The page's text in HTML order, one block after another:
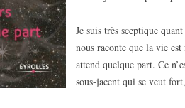
Je suis très sceptique
nous raconte que la vie
attend quelque part. Ce
sous-jacent qui se veut